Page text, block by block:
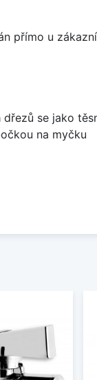
přímo u
se jako
na myčku